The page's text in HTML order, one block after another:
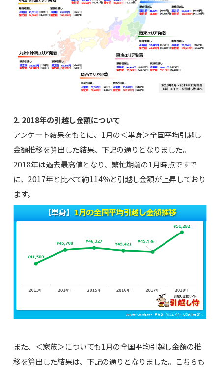
2. 2018年の引越し金額について
アンケート結果をもとに、1月の＜単身＞全国平均引越し
金額推移を算出した結果、下記の通りとなりました。
2018年は過去最高値となり、繁忙期前の1月時点ですで
に、2017年と比べて約114％と引越し金額が上昇しており
ます。
また、＜家族＞についても1月の全国平均引越し金額の推
移を算出した結果は、下記の通りとなりました。こちらも